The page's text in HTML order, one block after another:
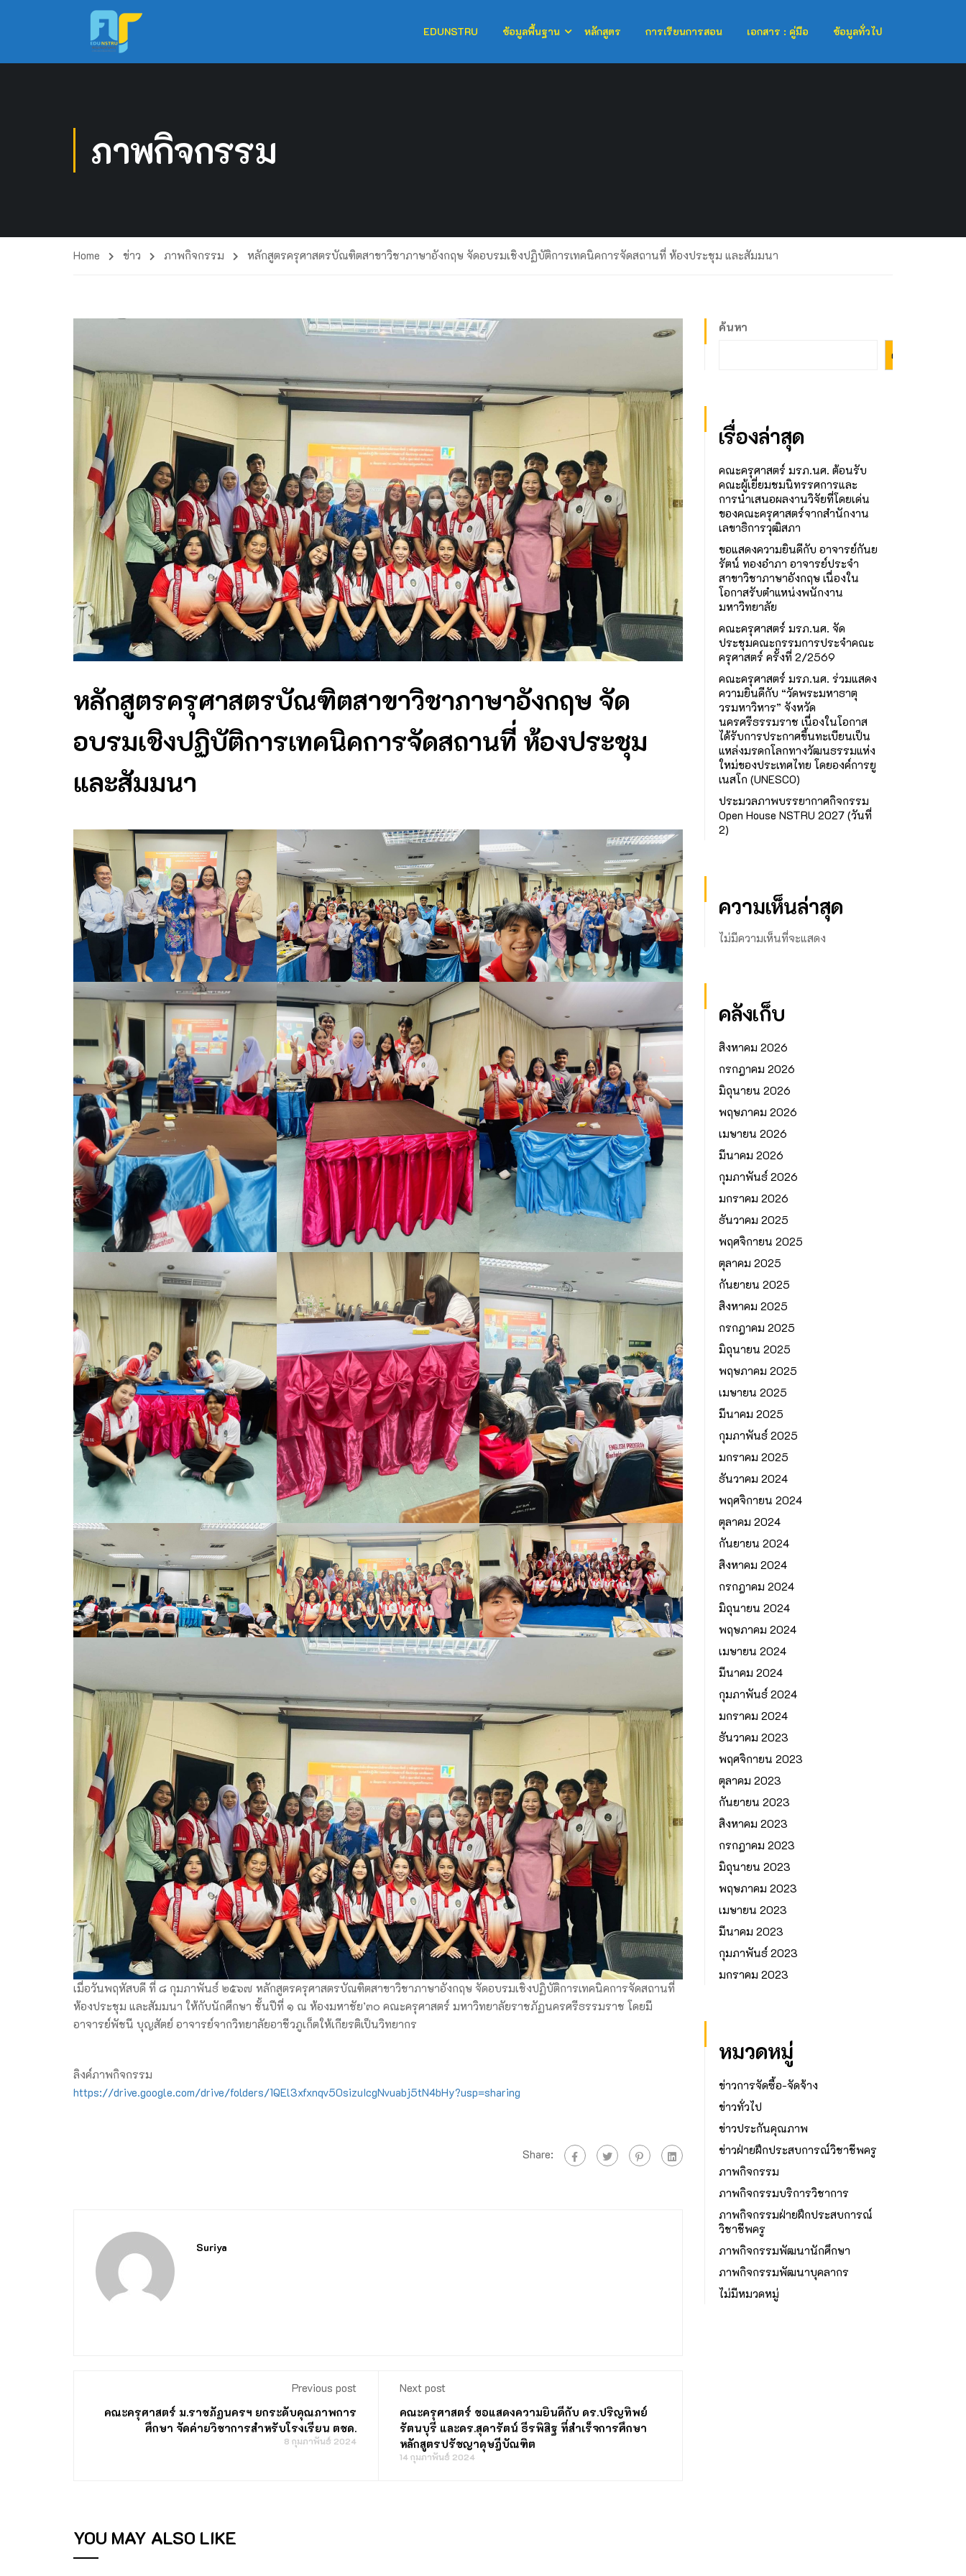
EDUNSTRU ข้อมูลพื้นฐาน หลักสูตร การเรียนการสอน เอกสาร : คู่มือ ข้อมูลทั่วไป
ภาพกิจกรรม
Home ข่าว ภาพกิจกรรม หลักสูตรครุศาสตรบัณฑิตสาขาวิชาภาษาอังกฤษ จัดอบรมเชิงปฏิบัติการเทคนิคการจัดสถานที่ ห้องประชุม และสัมมนา
หลักสูตรครุศาสตรบัณฑิตสาขาวิชาภาษาอังกฤษ จัด
อบรมเชิงปฏิบัติการเทคนิคการจัดสถานที่ ห้องประชุม
และสัมมนา
เมื่อวันพฤหัสบดี ที่ ๘ กุมภาพันธ์ ๒๕๖๗ หลักสูตรครุศาสตรบัณฑิตสาขาวิชาภาษาอังกฤษ จัดอบรมเชิงปฏิบัติการเทคนิคการจัดสถานที่
ห้องประชุม และสัมมนา ให้กับนักศึกษา ชั้นปีที่ ๑ ณ ห้องมหาชัย’๓๐ คณะครุศาสตร์ มหาวิทยาลัยราชภัฏนครศรีธรรมราช โดยมี
อาจารย์พัชนี บุญสัตย์ อาจารย์จากวิทยาลัยอาชีวภูเก็ตให้เกียรติเป็นวิทยากร
ลิงค์ภาพกิจกรรม
https://drive.google.com/drive/folders/1QEl3xfxnqv50sizuIcgNvuabj5tN4bHy?usp=sharing
Share:
Suriya
Previous post
คณะครุศาสตร์ ม.ราชภัฏนครฯ ยกระดับคุณภาพการ
ศึกษา จัดค่ายวิชาการสำหรับโรงเรียน ตชด.
8 กุมภาพันธ์ 2024
Next post
คณะครุศาสตร์ ขอแสดงความยินดีกับ ดร.ปริญทิพย์
รัตนบุรี และดร.สุดารัตน์ ธีรพิสิฐ ที่สำเร็จการศึกษา
หลักสูตรปรัชญาดุษฎีบัณฑิต
14 กุมภาพันธ์ 2024
YOU MAY ALSO LIKE
ค้นหา
ค้นหา
เรื่องล่าสุด
คณะครุศาสตร์ มรภ.นศ. ต้อนรับ
คณะผู้เยี่ยมชมนิทรรศการและ
การนำเสนอผลงานวิจัยที่โดยเด่น
ของคณะครุศาสตร์จากสำนักงาน
เลขาธิการวุฒิสภา
ขอแสดงความยินดีกับ อาจารย์กันย
รัตน์ ทองอำภา อาจารย์ประจำ
สาขาวิชาภาษาอังกฤษ เนื่องใน
โอกาสรับตำแหน่งพนักงาน
มหาวิทยาลัย
คณะครุศาสตร์ มรภ.นศ. จัด
ประชุมคณะกรรมการประจำคณะ
ครุศาสตร์ ครั้งที่ 2/2569
คณะครุศาสตร์ มรภ.นศ. ร่วมแสดง
ความยินดีกับ “วัดพระมหาธาตุ
วรมหาวิหาร” จังหวัด
นครศรีธรรมราช เนื่องในโอกาส
ได้รับการประกาศขึ้นทะเบียนเป็น
แหล่งมรดกโลกทางวัฒนธรรมแห่ง
ใหม่ของประเทศไทย โดยองค์การยู
เนสโก (UNESCO)
ประมวลภาพบรรยากาศกิจกรรม
Open House NSTRU 2027 (วันที่
2)
ความเห็นล่าสุด
ไม่มีความเห็นที่จะแสดง
คลังเก็บ
สิงหาคม 2026
กรกฎาคม 2026
มิถุนายน 2026
พฤษภาคม 2026
เมษายน 2026
มีนาคม 2026
กุมภาพันธ์ 2026
มกราคม 2026
ธันวาคม 2025
พฤศจิกายน 2025
ตุลาคม 2025
กันยายน 2025
สิงหาคม 2025
กรกฎาคม 2025
มิถุนายน 2025
พฤษภาคม 2025
เมษายน 2025
มีนาคม 2025
กุมภาพันธ์ 2025
มกราคม 2025
ธันวาคม 2024
พฤศจิกายน 2024
ตุลาคม 2024
กันยายน 2024
สิงหาคม 2024
กรกฎาคม 2024
มิถุนายน 2024
พฤษภาคม 2024
เมษายน 2024
มีนาคม 2024
กุมภาพันธ์ 2024
มกราคม 2024
ธันวาคม 2023
พฤศจิกายน 2023
ตุลาคม 2023
กันยายน 2023
สิงหาคม 2023
กรกฎาคม 2023
มิถุนายน 2023
พฤษภาคม 2023
เมษายน 2023
มีนาคม 2023
กุมภาพันธ์ 2023
มกราคม 2023
หมวดหมู่
ข่าวการจัดซื้อ-จัดจ้าง
ข่าวทั่วไป
ข่าวประกันคุณภาพ
ข่าวฝ่ายฝึกประสบการณ์วิชาชีพครู
ภาพกิจกรรม
ภาพกิจกรรมบริการวิชาการ
ภาพกิจกรรมฝ่ายฝึกประสบการณ์
วิชาชีพครู
ภาพกิจกรรมพัฒนานักศึกษา
ภาพกิจกรรมพัฒนาบุคลากร
ไม่มีหมวดหมู่